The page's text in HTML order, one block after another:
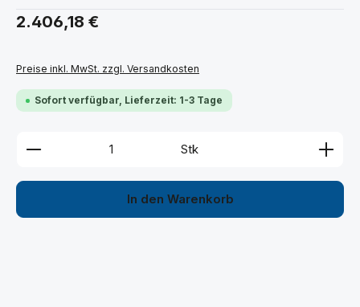
Regulärer Preis:
2.406,18 €
Preise inkl. MwSt. zzgl. Versandkosten
Sofort verfügbar, Lieferzeit: 1-3 Tage
Produkt Anzahl: Gib den gewünschten Wert ein
Stk
In den Warenkorb